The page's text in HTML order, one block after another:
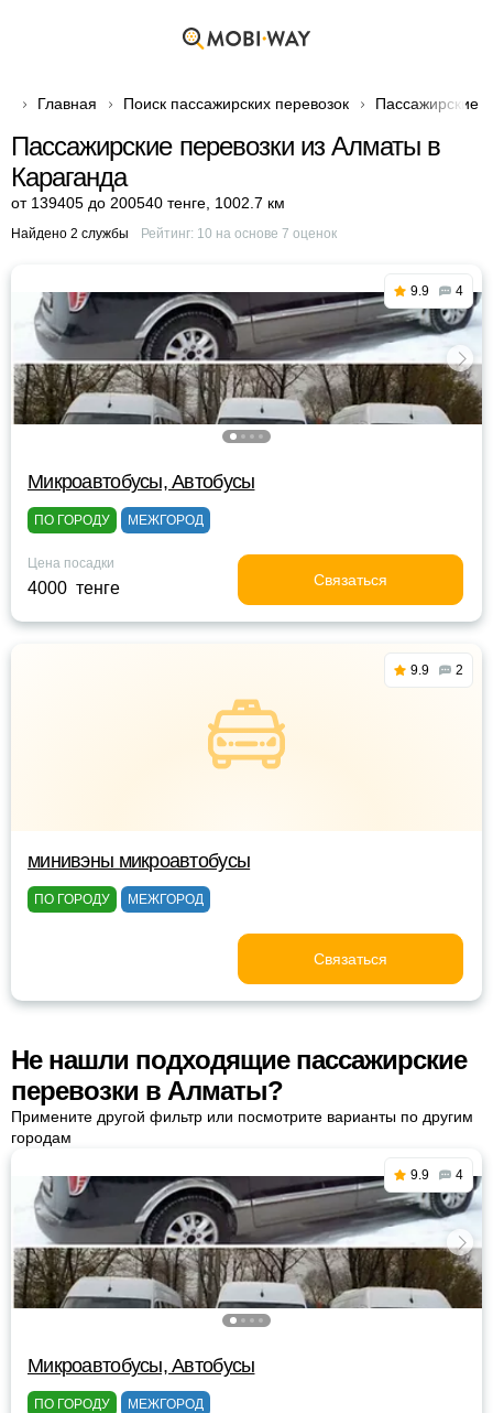
Главная Поиск пассажирских перевозок Пассажирские
Пассажирские перевозки из Алматы в
Караганда
от 139405 до 200540 тенге 1002.7 км
Найдено 2 службы Рейтинг: 10 на основе 7 оценок
9.9 4
Микроавтобусы, Автобусы
ПО ГОРОДУ МЕЖГОРОД
Цена посадки
4000 тенге Связаться
9.9 2
минивэны микроавтобусы
ПО ГОРОДУ МЕЖГОРОД
Связаться
Не нашли подходящие пассажирские
перевозки в Алматы?
Примените другой фильтр или посмотрите варианты по другим
городам
9.9 4
Микроавтобусы, Автобусы
ПО ГОРОДУ МЕЖГОРОД